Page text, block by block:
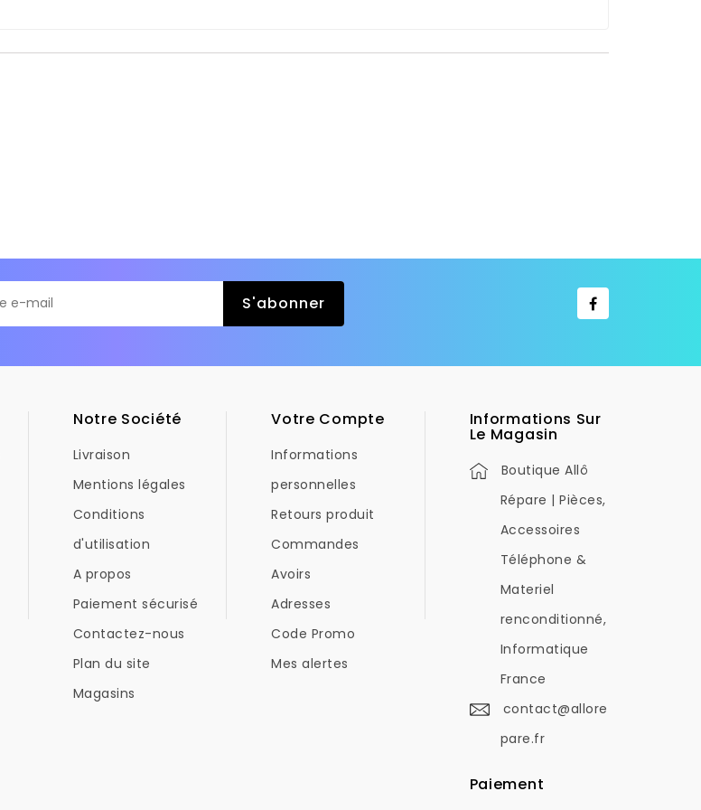
Notre Société
Livraison
Mentions légales
Conditions
d'utilisation
A propos
Paiement sécurisé
Contactez-nous
Plan du site
Magasins
Votre Compte
Informations
personnelles
Retours produit
Commandes
Avoirs
Adresses
Code Promo
Mes alertes
Informations Sur
Le Magasin
Boutique Allô
Répare | Pièces,
Accessoires
Téléphone &
Materiel
renconditionné,
Informatique
France
contact@allore
pare.fr
Paiement